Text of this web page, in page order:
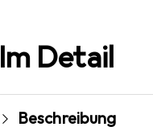
Im Detail
Beschreibung